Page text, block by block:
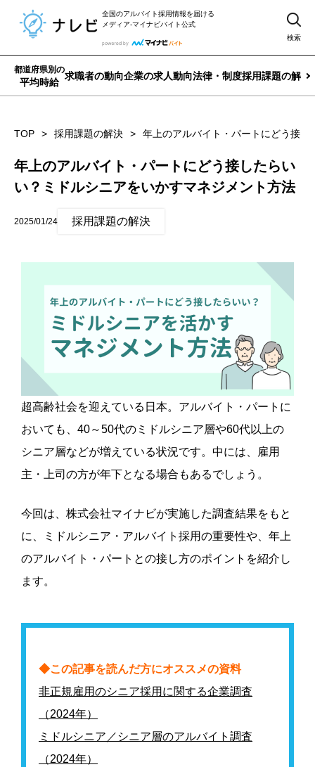
全国のアルバイト採用情報を届ける
メディア-マイナビバイト公式
検索
都道府県別の
平均時給
求職者の動向企業の求人動向法律・制度採用課題の解決
TOP 採用課題の解決 年上のアルバイト・パートにどう接
年上のアルバイト・パートにどう接したらい
い？ミドルシニアをいかすマネジメント方法
2025/01/24 採用課題の解決
超高齢社会を迎えている日本。アルバイト・パートに
おいても、40～50代のミドルシニア層や60代以上の
シニア層などが増えている状況です。中には、雇用
主・上司の方が年下となる場合もあるでしょう。
今回は、株式会社マイナビが実施した調査結果をもと
に、ミドルシニア・アルバイト採用の重要性や、年上
のアルバイト・パートとの接し方のポイントを紹介し
ます。
◆この記事を読んだ方にオススメの資料
非正規雇用のシニア採用に関する企業調査
（2024年）
ミドルシニア／シニア層のアルバイト調査
（2024年）